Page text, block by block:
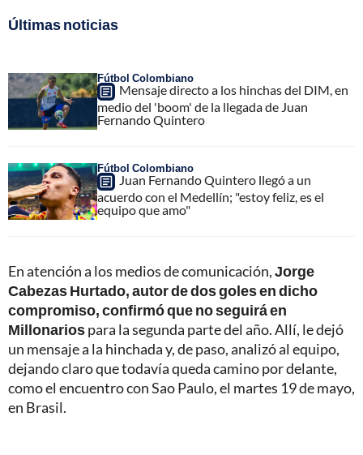
Últimas noticias
Fútbol Colombiano
Mensaje directo a los hinchas del DIM, en
medio del 'boom' de la llegada de Juan
Fernando Quintero
Fútbol Colombiano
Juan Fernando Quintero llegó a un
acuerdo con el Medellín; "estoy feliz, es el
equipo que amo"
En atención a los medios de comunicación,Jorge
Cabezas Hurtado, autor de dos goles en dicho
compromiso, confirmó que no seguirá en
Millonariospara la segunda parte del año. Allí, le dejó
un mensaje a la hinchada y, de paso, analizó al equipo,
dejando claro que todavía queda camino por delante,
como el encuentro con Sao Paulo, el martes 19 de mayo,
en Brasil.